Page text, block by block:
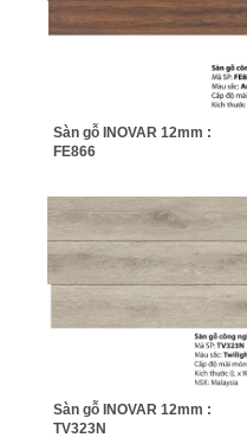
Sàn gỗ INOVAR 12mm :
FE866
Sàn gỗ INOVAR 12mm :
TV323N